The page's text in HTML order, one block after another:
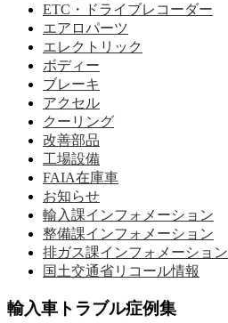
ETC・ドライブレコーダー
エアロパーツ
エレクトリック
ボディー
ブレーキ
アクセル
クーリング
改善部品
工場設備
FAIA在庫車
お知らせ
輸入課インフォメーション
整備課インフォメーション
排ガス課インフォメーション
国土交通省リコール情報
輸入車トラブル症例集